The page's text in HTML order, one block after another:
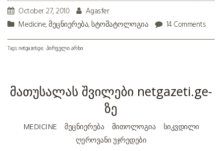
October 27, 2010
Agasfer
Medicine,მეცნიერება,სტომატოლოგია 14 Comments
Tags: netgazeti.ge პირველი არხი
მათუსალას შვილები netgazeti.ge-
ზე
MEDICINE ᲛᲔᲪᲜᲘᲔᲠᲔᲑᲐ ᲛᲘᲗᲝᲚᲝᲒᲘᲐ
ᲡᲘᲙᲕᲓᲘᲚᲘ
ᲦᲔᲠᲝᲕᲐᲜᲘ ᲣᲯᲠᲔᲓᲔᲑᲘ